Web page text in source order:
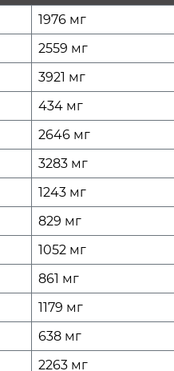
1976 мг
2559 мг
3921 мг
434 мг
2646 мг
3283 мг
1243 мг
829 мг
1052 мг
861 мг
1179 мг
638 мг
2263 мг